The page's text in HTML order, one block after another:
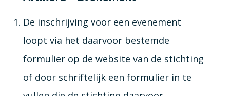
De inschrijving voor een evenement
loopt via het daarvoor bestemde
formulier op de website van de stichting
of door schriftelijk een formulier in te